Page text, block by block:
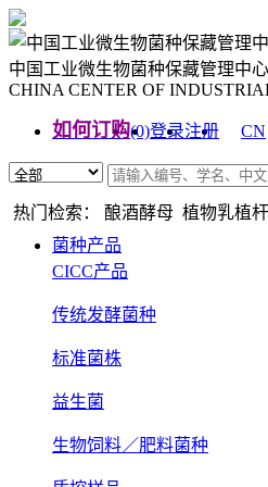
中国工业微生物菌种保藏管理中心
CHINA CENTER OF
如何订购(0)登录注册
CN
热门检索： 酿酒酵母 植物乳植
菌种产品
CICC产品
传统发酵菌种
标准菌株
益生菌
生物饲料／肥料菌种